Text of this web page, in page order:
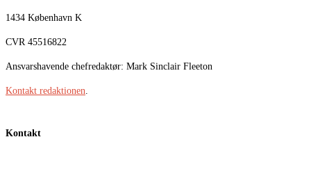
1434 København K
CVR 45516822
Ansvarshavende chefredaktør: Mark Sinclair Fleeton
Kontakt redaktionen
Kontakt